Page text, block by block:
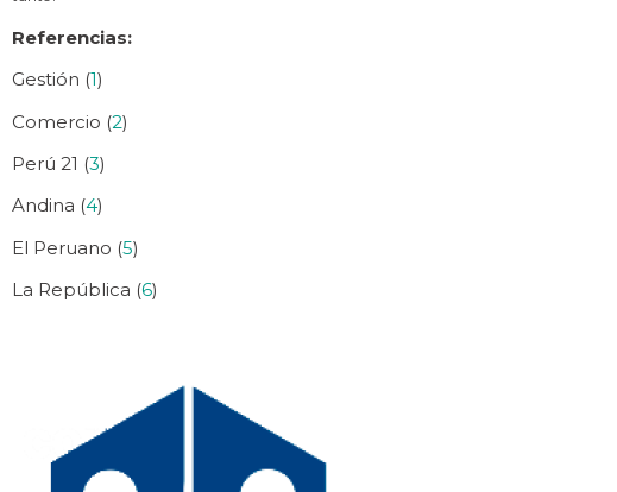
Referencias:
Gestión (1)
Comercio (2)
Perú 21 (3)
Andina (4)
El Peruano (5)
La República (6)